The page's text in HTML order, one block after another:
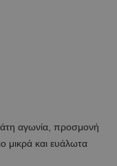
αγωνία, προσμονή
μικρά και ευάλωτα